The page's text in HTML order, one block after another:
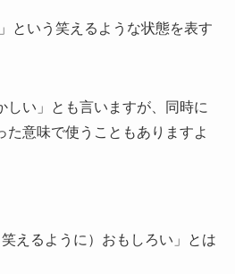
という笑えるような状態を表す
しい」とも言いますが、同時に
た意味で使うこともありますよ
えるように）おもしろい」とは